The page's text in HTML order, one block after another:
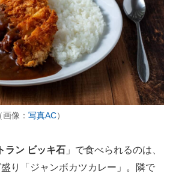
像： 写真AC）
ラン ビッキ石 」で食べられるのは、
り「ジャンボカツカレー」。隣で